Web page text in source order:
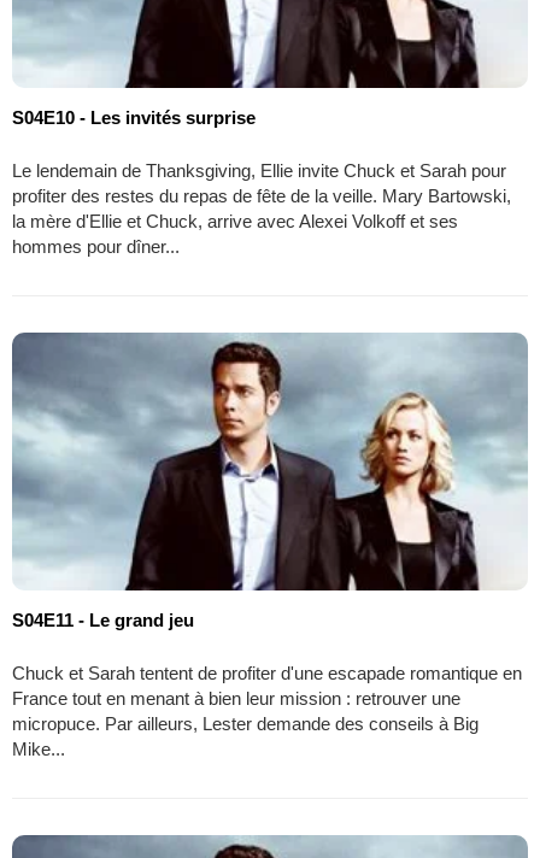
S04E10 - Les invités surprise
Le lendemain de Thanksgiving, Ellie invite Chuck et Sarah pour
profiter des restes du repas de fête de la veille. Mary Bartowski,
la mère d'Ellie et Chuck, arrive avec Alexei Volkoff et ses
hommes pour dîner...
S04E11 - Le grand jeu
Chuck et Sarah tentent de profiter d'une escapade romantique en
France tout en menant à bien leur mission : retrouver une
micropuce. Par ailleurs, Lester demande des conseils à Big
Mike...